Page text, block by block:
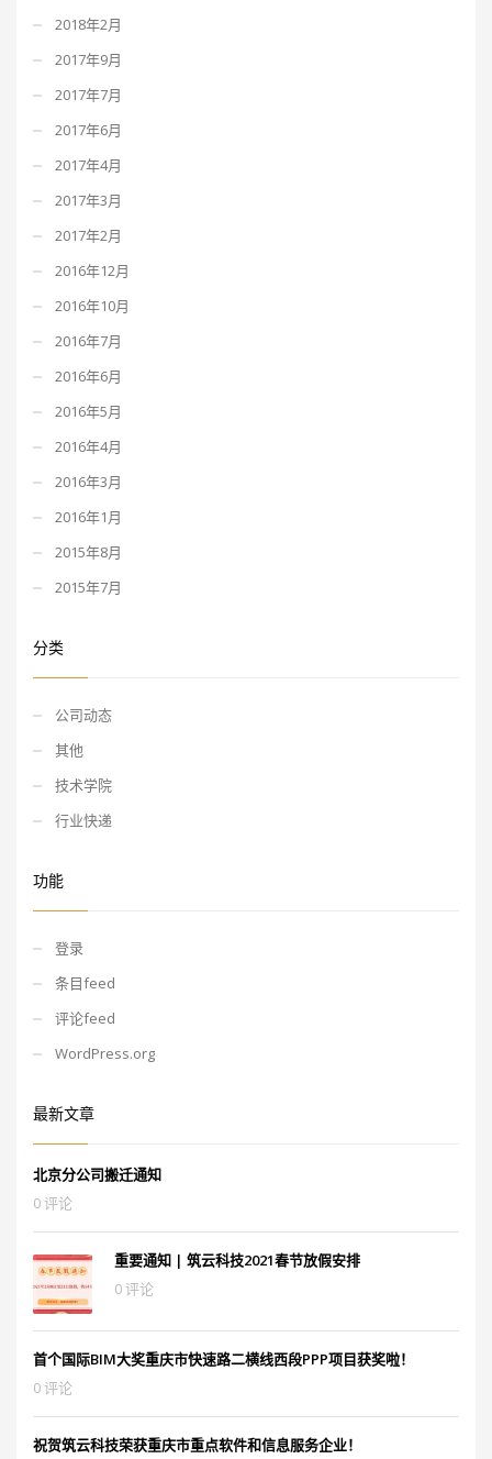
2018年2月
2017年9月
2017年7月
2017年6月
2017年4月
2017年3月
2017年2月
2016年12月
2016年10月
2016年7月
2016年6月
2016年5月
2016年4月
2016年3月
2016年1月
2015年8月
2015年7月
分类
公司动态
其他
技术学院
行业快递
功能
登录
条目feed
评论feed
WordPress.org
最新文章
北京分公司搬迁通知
0 评论
重要通知 | 筑云科技2021春节放假安排
0 评论
首个国际BIM大奖重庆市快速路二横线西段PPP项目获奖啦！
0 评论
祝贺筑云科技荣获重庆市重点软件和信息服务企业！